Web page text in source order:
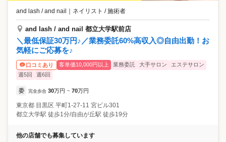
and lash / and nail ｜ ネイリスト / 施術者
and lash / and nail 都立大学駅前店
＼最低保証30万円♪／業務委託60%高収入◎自由出勤！お
気軽にご応募を♪
口コミあり 客単価10,000円以上 業務委託 大手サロン
エステサロン
週5回
週6回
委 完全歩合 30万円 ~ 70万円
東京都 目黒区 平町1-27-11 宮ビル301
都立大学駅 徒歩1分/自由が丘駅 徒歩19分
他の店舗でも募集しています